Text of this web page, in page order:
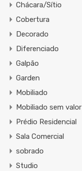
Chácara/Sítio
Cobertura
Decorado
Diferenciado
Galpão
Garden
Mobiliado
Mobiliado sem valor
Prédio Residencial
Sala Comercial
sobrado
Studio